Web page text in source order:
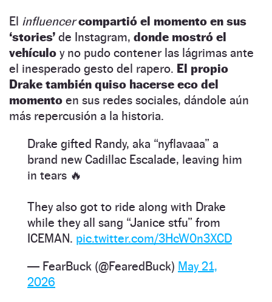
El influencercompartió el momento en sus
‘stories’ de Instagram, donde mostró el
vehículo y no pudo contener las lágrimas ante
el inesperado gesto del rapero. El propio
Drake también quiso hacerse eco del
momento en sus redes sociales, dándole aún
más repercusión a la historia.
Drake gifted Randy, aka “nyflavaaa” a
brand new Cadillac Escalade, leaving him
in tears 🔥
They also got to ride along with Drake
while they all sang “Janice stfu” from
ICEMAN. pic.twitter.com/3HcW0n3XCD
— FearBuck (@FearedBuck) May 21,
2026